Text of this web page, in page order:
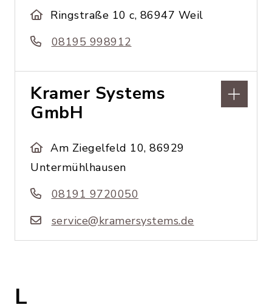
Ringstraße 10 c, 86947 Weil
08195 998912
Kramer Systems
GmbH
Am Ziegelfeld 10, 86929
Untermühlhausen
08191 9720050
service@kramersystems.de
L